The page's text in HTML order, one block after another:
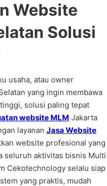
Website
Solusi
usaha, atau owner
yang ingin membawa
solusi paling tepat
website MLM Jakarta
layanan Jasa Website
website profesional yang
seluruh aktivitas bisnis Multi
Cekotechnology selalu siap
yang praktis, mudah